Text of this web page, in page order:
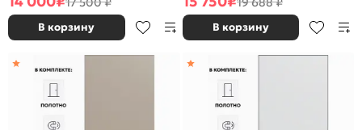
глухая, скрытая, кромка
алюминиевая черная матовая,
каркасно-щитовая
В корзину
скрытая, кромка алюминиевая
матовый хром, каркасно-щитовая
В корзину